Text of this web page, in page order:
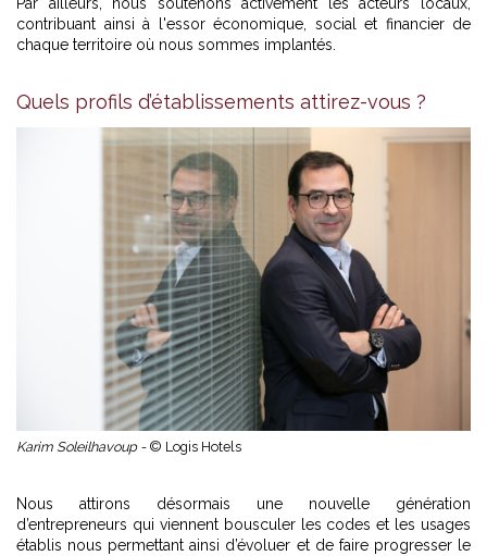
Par ailleurs, nous soutenons activement les acteurs locaux,
contribuant ainsi à l'essor économique, social et financier de
chaque territoire où nous sommes implantés.
Quels profils d’établissements attirez-vous ?
Karim Soleilhavoup - © Logis Hotels
Nous attirons désormais une nouvelle génération
d’entrepreneurs qui viennent bousculer les codes et les usages
établis nous permettant ainsi d’évoluer et de faire progresser le